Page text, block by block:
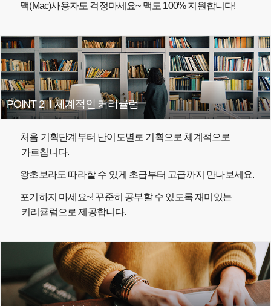
맥(Mac)사용자도 걱정마세요~ 맥도 100% 지원합니다!
POINT 2 I 체계적인 커리큘럼
처음 기획단계부터 난이도별로 기획으로 체계적으로
가르칩니다.
왕초보라도 따라할 수 있게 초급부터 고급까지 만나보세요.
포기하지 마세요~! 꾸준히 공부할 수 있도록 재미있는
커리큘럼으로 제공합니다.